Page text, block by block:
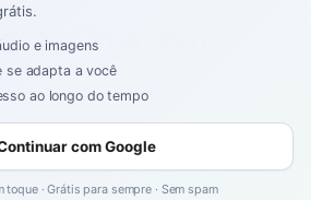
diz "loja" em
mais comum para
'tienda' como o termo mais
e imagens
se adapta a você
ao longo do tempo
com Google
toque · Grátis para sempre · Sem spam